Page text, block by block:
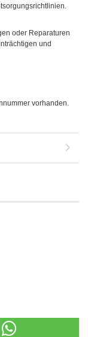
oder Reparaturen
und
vorhanden.